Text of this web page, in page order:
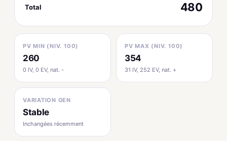
Total 480
PV MIN (NIV. 100)
260
0 IV, 0 EV, nat. -
PV MAX (NIV. 100)
354
31 IV, 252 EV, nat. +
VARIATION GEN
Stable
Inchangées récemment